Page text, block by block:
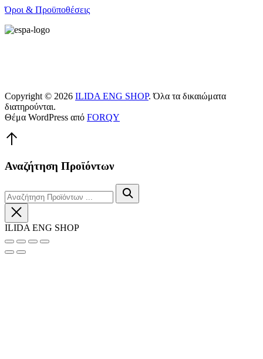
Όροι & Προϋποθέσεις
Copyright © 2026 ILIDA ENG SHOP. Όλα τα δικαιώματα
διατηρούνται.
Θέμα WordPress από FORQY
Αναζήτηση Προϊόντων
Αναζήτηση
Κλείσιμο
ILIDA ENG SHOP
Κλείσιμο
(Esc)
Μοιραστείτε
ΠλήρηςΜεγέθυνση
Προηγούμενο
Επόμενο